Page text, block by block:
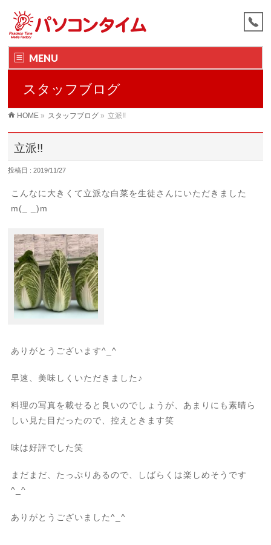
MENU
スタッフブログ
HOME » スタッフブログ » 立派!!
立派!!
投稿日 : 2019/11/27
こんなに大きくて立派な白菜を生徒さんにいただきました
m(_ _)m
ありがとうございます^_^
早速、美味しくいただきました♪
料理の写真を載せると良いのでしょうが、あまりにも素晴ら
しい見た目だったので、控えときます笑
味は好評でした笑
まだまだ、たっぷりあるので、しばらくは楽しめそうです
^_^
ありがとうございました^_^